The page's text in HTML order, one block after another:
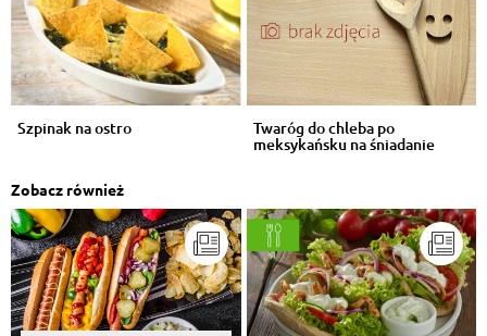
Szpinak na ostro Twaróg do chleba po
meksykańsku na śniadanie
Zobacz również